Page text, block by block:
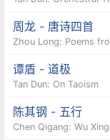
周龙 - 唐诗四首
Zhou Long: Poems
谭盾 - 道极
Tan Dun: On Taoism
陈其钢 - 五行
Chen Qigang: Wu